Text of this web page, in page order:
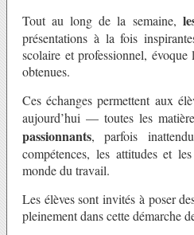
Tout au long de la semaine,
présentations à la fois
scolaire et professionnel,
obtenues.
Ces échanges permettent aux
aujourd’hui — toutes les
passionnants, parfois
compétences, les attitudes et
monde du travail.
Les élèves sont invités à poser
pleinement dans cette démarche